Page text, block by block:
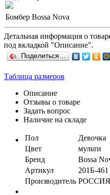
Бомбер Bossa Nova
Детальная информация о
под вкладкой "Описание".
Поделиться…
Таблица размеров
Описание
Отзывы о товаре
Задать вопрос
Наличие на складе
Пол
Девочка
Цвет
мульти
Бренд
Bossa
Артикул
201Б-461
Производитель РОССИЯ